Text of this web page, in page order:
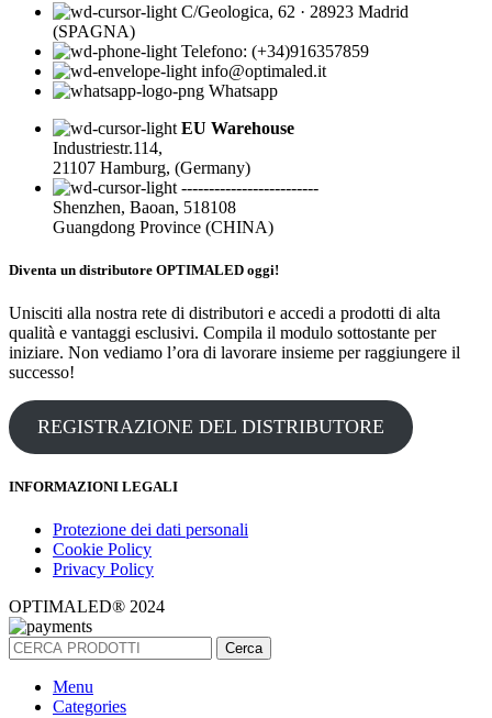
C/Geologica, 62 · 28923 Madrid
(SPAGNA)
Telefono: (+34)916357859
info@optimaled.it
Whatsapp
EU Warehouse
Industriestr.114,
21107 Hamburg, (Germany)
-------------------------
Shenzhen, Baoan, 518108
Guangdong Province (CHINA)
Diventa un distributore OPTIMALED oggi!
Unisciti alla nostra rete di distributori e accedi a prodotti di alta
qualità e vantaggi esclusivi. Compila il modulo sottostante per
iniziare. Non vediamo l’ora di lavorare insieme per raggiungere il
successo!
REGISTRAZIONE DEL DISTRIBUTORE
INFORMAZIONI LEGALI
Protezione dei dati personali
Cookie Policy
Privacy Policy
OPTIMALED® 2024
Cerca
Menu
Categories